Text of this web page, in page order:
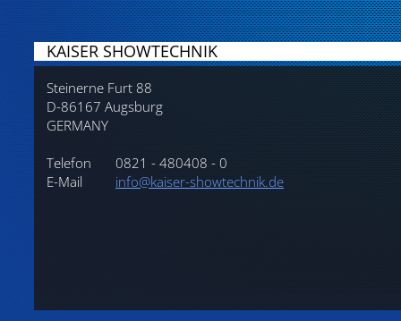
KAISER SHOWTECHNIK
Steinerne Furt 88
D-86167 Augsburg
GERMANY
Telefon
0821 - 480408 - 0
E-Mail
info@kaiser-showtechnik.de